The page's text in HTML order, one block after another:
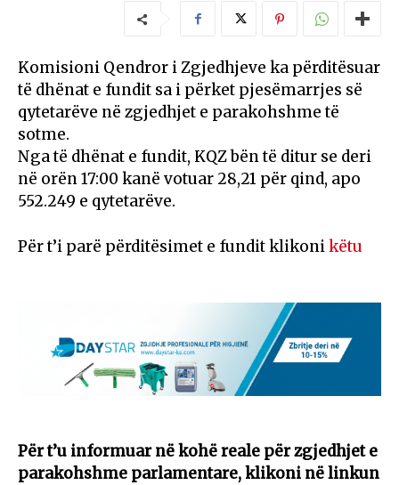
Komisioni Qendror i Zgjedhjeve ka përditësuar
të dhënat e fundit sa i përket pjesëmarrjes së
qytetarëve në zgjedhjet e parakohshme të
sotme.
Nga të dhënat e fundit, KQZ bën të ditur se deri
në orën 17:00 kanë votuar 28,21 për qind, apo
552.249 e qytetarëve.
Për t’i parë përditësimet e fundit klikonikëtu
Për t’u informuar në kohë reale për zgjedhjet e
parakohshme parlamentare, klikoni në linkun